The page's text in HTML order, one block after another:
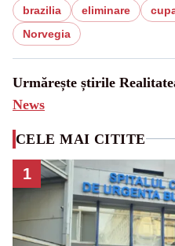
brazilia eliminare
Norvegia
Urmărește știrile
News
CELE MAI CITITE
1